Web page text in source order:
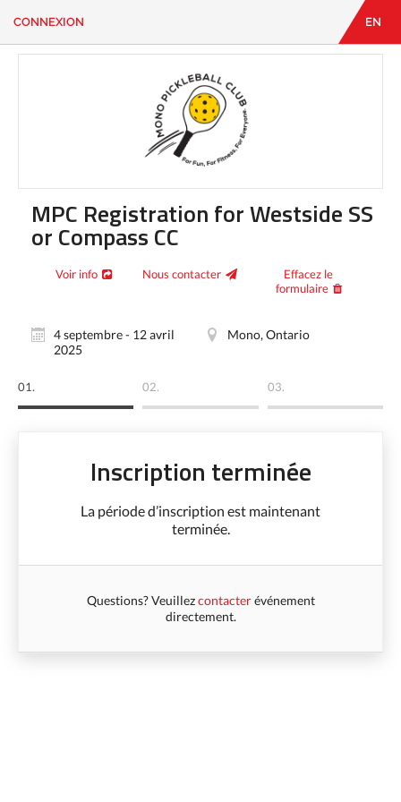
CONNEXION
CONNEXION EN
MPC Registration for Westside SS
or Compass CC
Voir info Nous contacter
Effacez le
formulaire
4 septembre - 12 avril
2025
Mono, Ontario
01. 02. 03.
Inscription terminée
La période d’inscription est maintenant
terminée.
Questions? Veuillezcontacterévénement
directement.